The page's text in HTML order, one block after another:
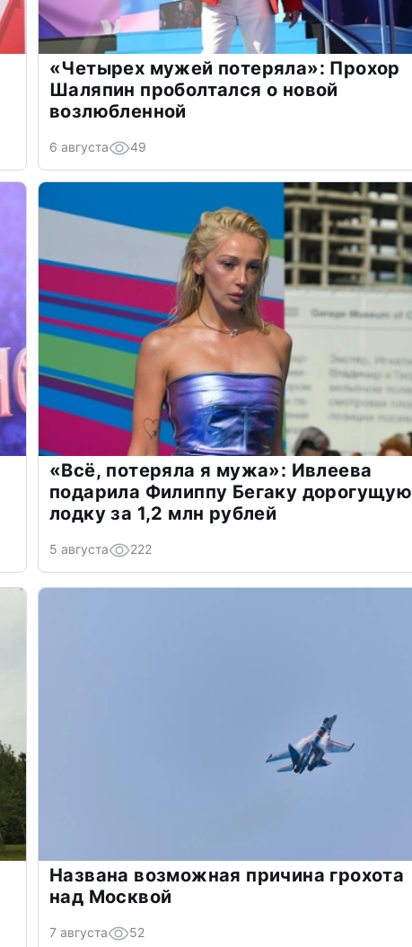
«Четырех мужей потеряла»: Прохор
Шаляпин проболтался о новой
возлюбленной
6 августа 49
«Всё, потеряла я мужа»: Ивлеева
подарила Филиппу Бегаку дорогущую
лодку за 1,2 млн рублей
5 августа 222
Названа возможная причина грохота
над Москвой
7 августа 52